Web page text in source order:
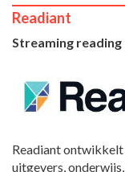
Readiant
Streaming
Readiant
uitgevers,